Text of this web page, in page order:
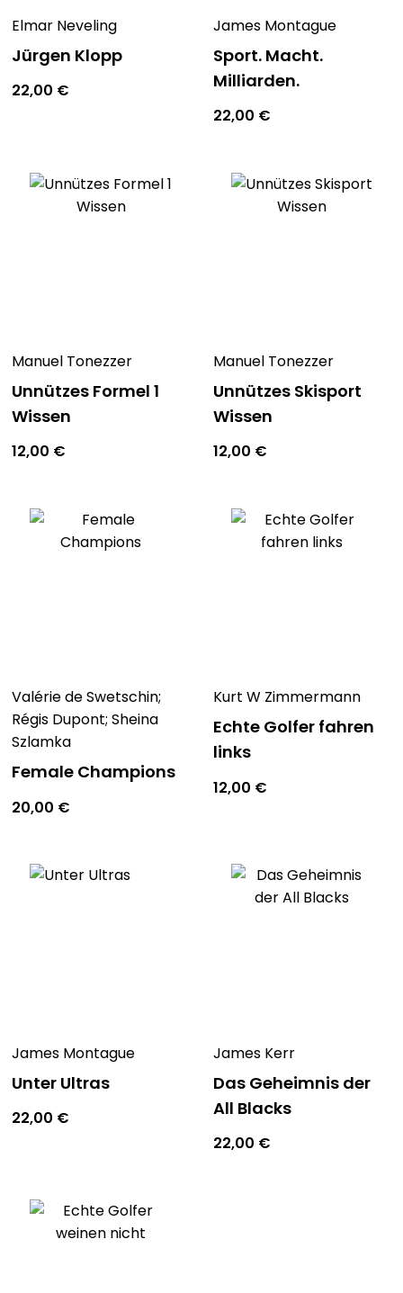
Elmar Neveling
Jürgen Klopp
22,00 €
James Montague
Sport. Macht.
Milliarden.
22,00 €
Manuel Tonezzer
Unnützes Formel 1
Wissen
12,00 €
Manuel Tonezzer
Unnützes Skisport
Wissen
12,00 €
Valérie de Swetschin;
Régis Dupont; Sheina
Szlamka
Female Champions
20,00 €
Kurt W Zimmermann
Echte Golfer fahren
links
12,00 €
James Montague
Unter Ultras
22,00 €
James Kerr
Das Geheimnis der
All Blacks
22,00 €